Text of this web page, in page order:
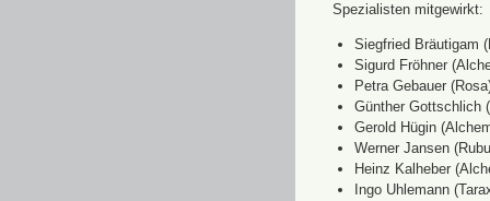
Spezialisten mitgewirkt:
Siegfried Bräutigam
Sigurd Fröhner
Petra Gebauer
Günther Gottschlich
Gerold Hügin
Werner Jansen
Heinz Kalheber
Ingo Uhlemann